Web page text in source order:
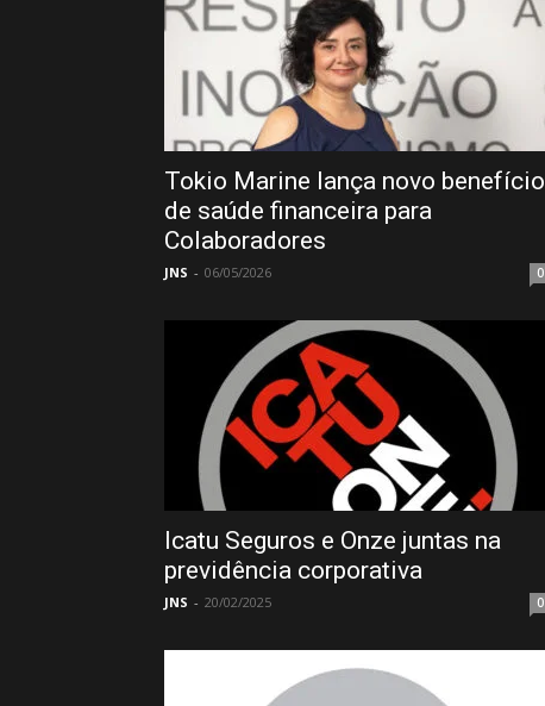
Tokio Marine lança novo benefício
de saúde financeira para
Colaboradores
JNS - 06/05/2026 0
Icatu Seguros e Onze juntas na
previdência corporativa
JNS - 20/02/2025 0